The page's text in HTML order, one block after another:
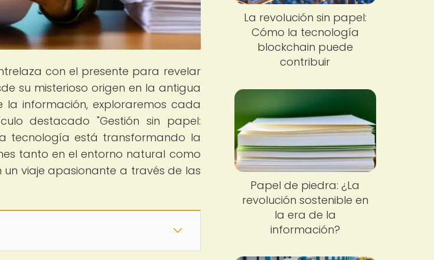
con el presente para revelar
su misterioso origen en la antigua
información, exploraremos cada
destacado "Gestión sin papel:
tecnología está transformando la
tanto en el entorno natural como
viaje apasionante a través de las
La revolución sin papel:
Cómo la tecnología
blockchain puede
contribuir
Papel de piedra: ¿La
revolución sostenible en
la era de la
información?